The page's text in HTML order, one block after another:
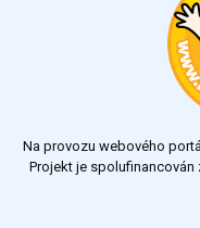
Výsledky
Na provozu webového
Projekt je spolufinancován